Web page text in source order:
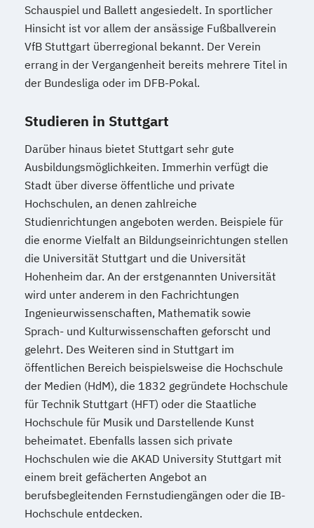
Schauspiel und Ballett angesiedelt. In sportlicher
Hinsicht ist vor allem der ansässige Fußballverein
VfB Stuttgart überregional bekannt. Der Verein
errang in der Vergangenheit bereits mehrere Titel in
der Bundesliga oder im DFB-Pokal.
Studieren in Stuttgart
Darüber hinaus bietet Stuttgart sehr gute
Ausbildungsmöglichkeiten. Immerhin verfügt die
Stadt über diverse öffentliche und private
Hochschulen, an denen zahlreiche
Studienrichtungen angeboten werden. Beispiele für
die enorme Vielfalt an Bildungseinrichtungen stellen
die Universität Stuttgart und die Universität
Hohenheim dar. An der erstgenannten Universität
wird unter anderem in den Fachrichtungen
Ingenieurwissenschaften, Mathematik sowie
Sprach- und Kulturwissenschaften geforscht und
gelehrt. Des Weiteren sind in Stuttgart im
öffentlichen Bereich beispielsweise die Hochschule
der Medien (HdM), die 1832 gegründete Hochschule
für Technik Stuttgart (HFT) oder die Staatliche
Hochschule für Musik und Darstellende Kunst
beheimatet. Ebenfalls lassen sich private
Hochschulen wie die AKAD University Stuttgart mit
einem breit gefächerten Angebot an
berufsbegleitenden Fernstudiengängen oder die IB-
Hochschule entdecken.